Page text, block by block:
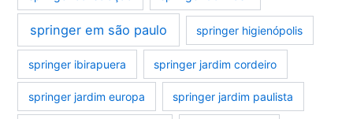
springer em são paulo springer higienópolis
springer ibirapuera springer jardim cordeiro
springer jardim europa springer jardim paulista